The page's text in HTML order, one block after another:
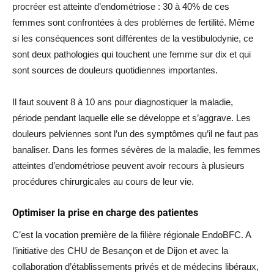
procréer est atteinte d’endométriose : 30 à 40% de ces
femmes sont confrontées à des problèmes de fertilité. Même
si les conséquences sont différentes de la vestibulodynie, ce
sont deux pathologies qui touchent une femme sur dix et qui
sont sources de douleurs quotidiennes importantes.
Il faut souvent 8 à 10 ans pour diagnostiquer la maladie,
période pendant laquelle elle se développe et s’aggrave. Les
douleurs pelviennes sont l’un des symptômes qu’il ne faut pas
banaliser. Dans les formes sévères de la maladie, les femmes
atteintes d’endométriose peuvent avoir recours à plusieurs
procédures chirurgicales au cours de leur vie.
Optimiser la prise en charge des patientes
C’est la vocation première de la filière régionale EndoBFC. A
l’initiative des CHU de Besançon et de Dijon et avec la
collaboration d’établissements privés et de médecins libéraux,